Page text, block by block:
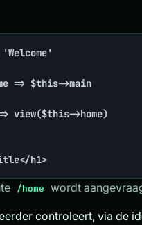
=> $this->main
view($this->home)
h1>
/home wordt
controleert, via de